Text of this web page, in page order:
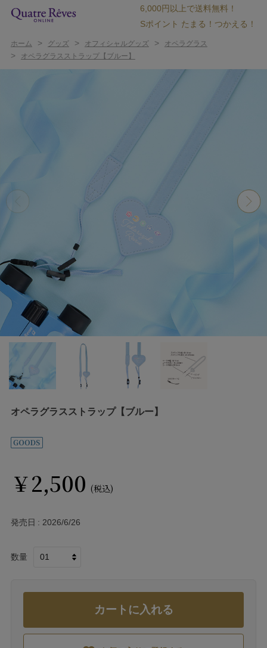
6,000円以上で送料無料！
Sポイント たまる！つかえる！
ホーム > グッズ > オフィシャルグッズ > オペラグラス
> オペラグラスストラップ【ブルー】
オペラグラスストラップ【ブルー】
￥2,500 (税込)
発売日 2026/6/26
数量
カートに入れる